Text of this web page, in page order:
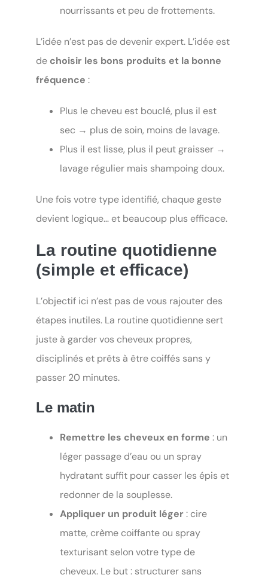
nourrissants et peu de frottements.
L’idée n’est pas de devenir expert. L’idée est
de choisir les bons produits et la bonne
fréquence :
Plus le cheveu est bouclé, plus il est
sec → plus de soin, moins de lavage.
Plus il est lisse, plus il peut graisser →
lavage régulier mais shampoing doux.
Une fois votre type identifié, chaque geste
devient logique… et beaucoup plus efficace.
La routine quotidienne
(simple et efficace)
L’objectif ici n’est pas de vous rajouter des
étapes inutiles. La routine quotidienne sert
juste à garder vos cheveux propres,
disciplinés et prêts à être coiffés sans y
passer 20 minutes.
Le matin
Remettre les cheveux en forme : un
léger passage d’eau ou un spray
hydratant suffit pour casser les épis et
redonner de la souplesse.
Appliquer un produit léger: cire
matte, crème coiffante ou spray
texturisant selon votre type de
cheveux. Le but : structurer sans